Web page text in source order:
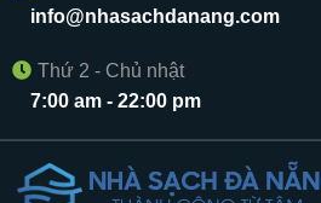
info@nhasachdanang.com
Thứ 2 - Chủ nhật
7:00 am - 22:00 pm